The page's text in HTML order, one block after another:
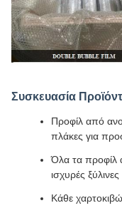
Συσκευασία
Προφίλ από
πλάκες για
Όλα τα προφίλ
ισχυρές
Κάθε